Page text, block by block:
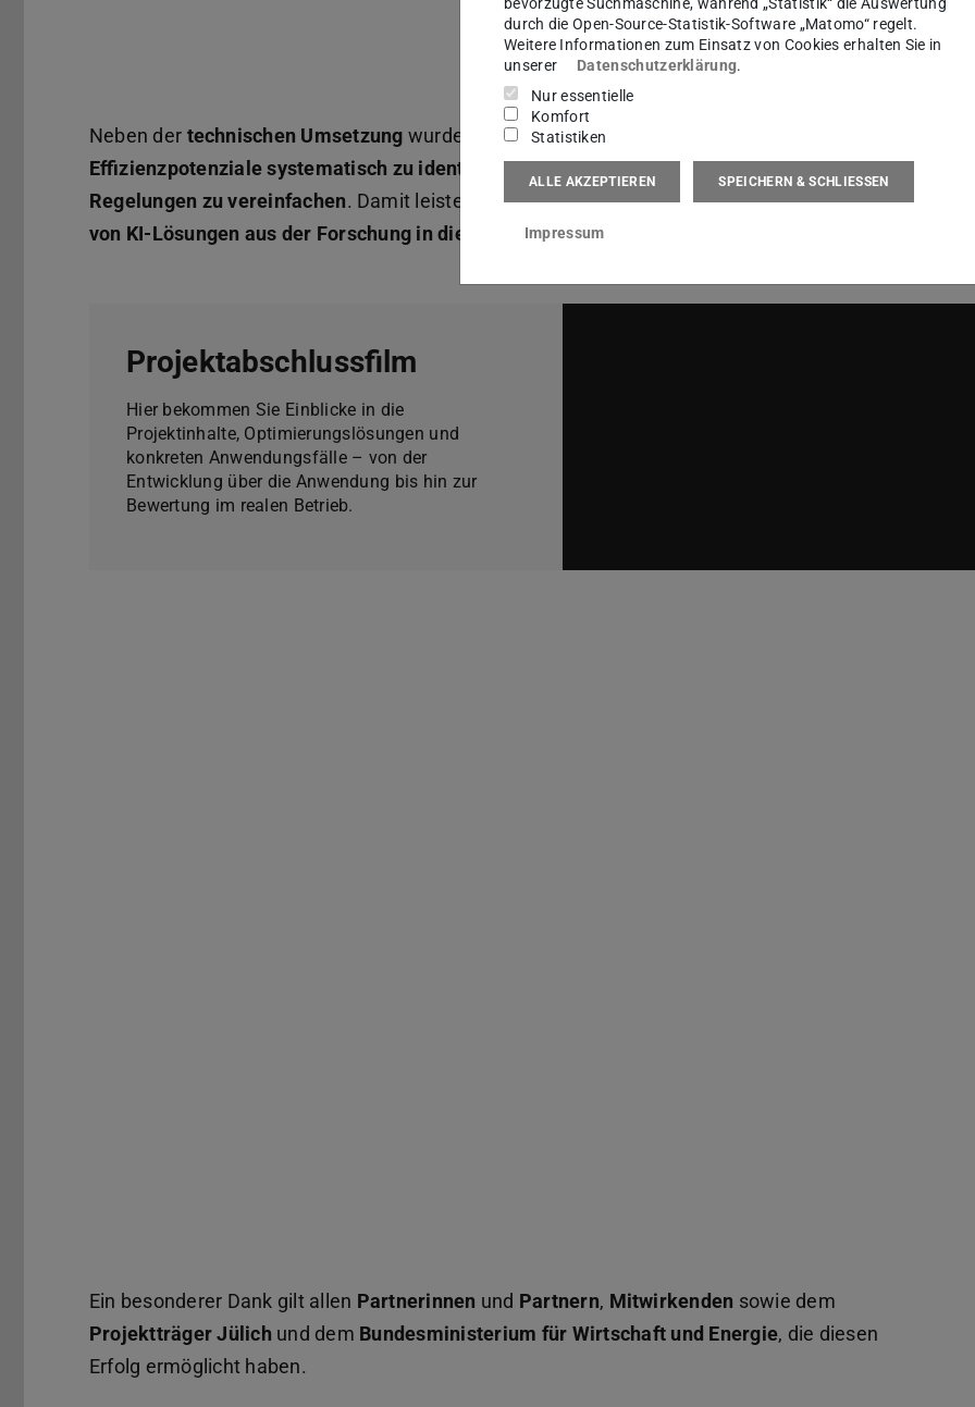
Neben der technischen Umsetzung wurden im Projekt auch
Effizienzpotenziale systematisch zu identifizierenund dieImplementierung KI-basierter
Regelungen zu vereinfachen. Damit leistet
EISKIG einen wichtigen Beitrag zur Überführung
von KI-Lösungen aus der Forschung in die industrielle Praxis
Projektabschlussfilm
Hier bekommen Sie Einblicke in die
Projektinhalte, Optimierungslösungen und
konkreten Anwendungsfälle – von der
Entwicklung über die Anwendung bis hin zur
Bewertung im realen Betrieb.
Ein besonderer Dank gilt allen Partnerinnen und Partnern, Mitwirkenden sowie dem
Projektträger Jülich und dem Bundesministerium für Wirtschaft und Energie, die diesen
Erfolg ermöglicht haben.
durch die Open-Source-Statistik-Software „Matomo“ regelt.
Weitere Informationen zum Einsatz von Cookies erhalten Sie in
unserer
Datenschutzerklärung.
Nur essentielle
Komfort
Statistiken
ALLE AKZEPTIEREN SPEICHERN & SCHLIESSEN
Impressum